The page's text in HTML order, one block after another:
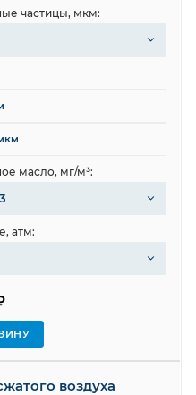
частицы, мкм:
масло, мг/м³:
атм:
воздуха